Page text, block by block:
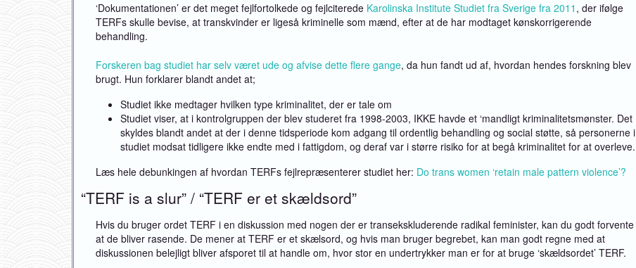
‘Dokumentationen’ er det meget fejlfortolkede og fejlciterede Karolinska Institute Studiet fra Sverige fra 2011 , der ifølge
TERFs skulle bevise, at transkvinder er ligeså kriminelle som mænd, efter at de har modtaget kønskorrigerende
behandling.
Forskeren bag studiet har selv været ude og afvise dette flere gange, da hun fandt ud af, hvordan hendes forskning blev
brugt. Hun forklarer blandt andet at;
Studiet ikke medtager hvilken type kriminalitet, der er tale om
Studiet viser, at i kontrolgruppen der blev studeret fra 1998-2003, IKKE havde et ‘mandligt kriminalitetsmønster. Det
skyldes blandt andet at der i denne tidsperiode kom adgang til ordentlig behandling og social støtte, så personerne i
studiet modsat tidligere ikke endte med i fattigdom, og deraf var i større risiko for at begå kriminalitet for at overleve.
Læs hele debunkingen af hvordan TERFs fejlrepræsenterer studiet her: Do trans women ‘retain male pattern violence’?
“TERF is a slur” / “TERF er et skældsord”
Hvis du bruger ordet TERF i en diskussion med nogen der er transekskluderende radikal feminister, kan du godt forvente
at de bliver rasende. De mener at TERF er et skælsord, og hvis man bruger begrebet, kan man godt regne med at
diskussionen belejligt bliver afsporet til at handle om, hvor stor en undertrykker man er for at bruge ‘skældsordet’ TERF.